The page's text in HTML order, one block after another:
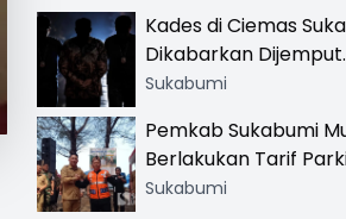
Kades di Ciemas
Dikabarkan Dijemput
Satnarkoba, Polisi
Sukabumi
Pemkab Sukabumi
Berlakukan Tarif
Resmi di 13 Lokasi
Sukabumi